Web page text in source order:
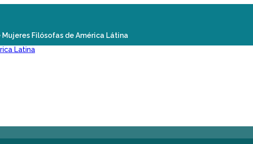
Mujeres Filósofas de América Látina